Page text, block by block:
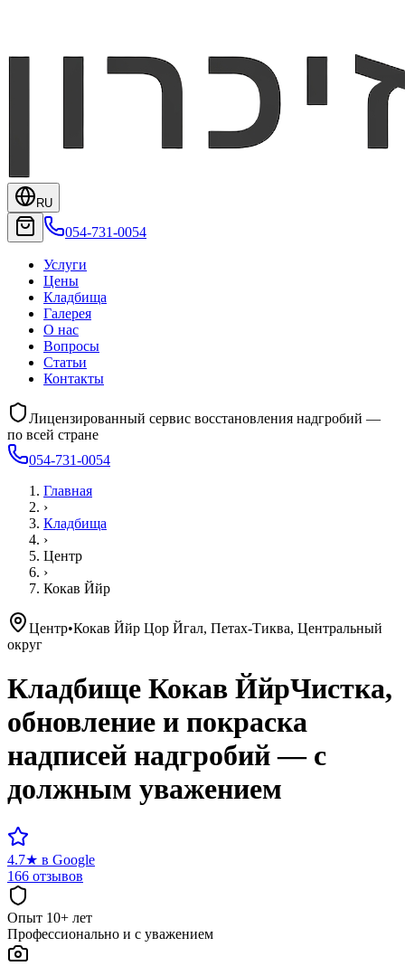
RU
054-731-0054
Услуги
Цены
Кладбища
Галерея
О нас
Вопросы
Статьи
Контакты
Лицензированный сервис восстановления надгробий —
по всей стране
054-731-0054
Главная
›
Кладбища
›
Центр
›
Кокав Ййр
Центр•Кокав Ййр Цор Йгал, Петах-Тиква, Центральный
округ
Кладбище Кокав ЙйрЧистка,
обновление и покраска
надписей надгробий — с
должным уважением
4.7★ в Google
166 отзывов
Опыт 10+ лет
Профессионально и с уважением